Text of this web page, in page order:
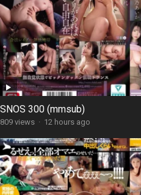
SNOS 300 (mmsub)
809 views · 12 hours ago